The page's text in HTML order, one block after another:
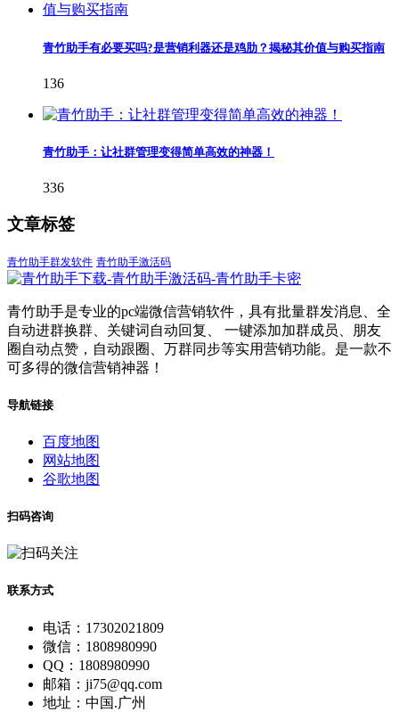
青竹助手有必要买吗?是营销利器还是鸡肋？揭秘其价值与购买指南
136
青竹助手：让社群管理变得简单高效的神器！
336
文章标签
青竹助手群发软件 青竹助手激活码
青竹助手是专业的pc端微信营销软件，具有批量群发消息、全
自动进群换群、关键词自动回复、 一键添加加群成员、朋友
圈自动点赞，自动跟圈、万群同步等实用营销功能。是一款不
可多得的微信营销神器！
导航链接
百度地图
网站地图
谷歌地图
扫码咨询
联系方式
电话：17302021809
微信：1808980990
QQ：1808980990
邮箱：ji75@qq.com
地址：中国.广州